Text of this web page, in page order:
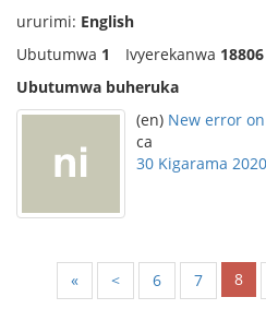
ururimi: English
Ubutumwa 1 Ivyerekanwa 18806
Ubutumwa buheruka
(en) New error
ca
30 Kigarama 2020
« < 6 7 8